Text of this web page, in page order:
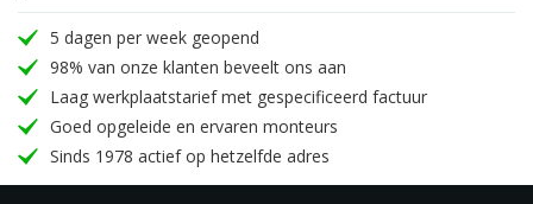
5 dagen per week geopend
98% van onze klanten beveelt ons aan
Laag werkplaatstarief met gespecificeerd factuur
Goed opgeleide en ervaren monteurs
Sinds 1978 actief op hetzelfde adres